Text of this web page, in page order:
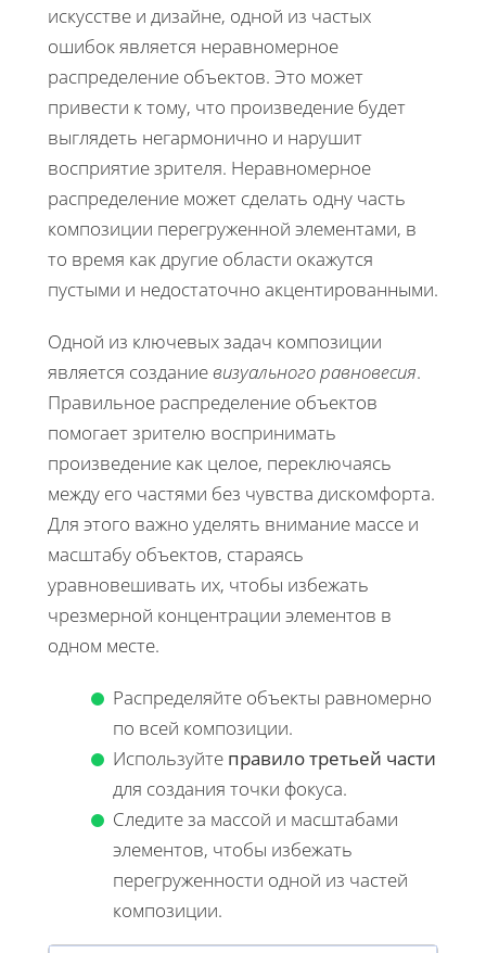
искусстве и дизайне, одной из частых
ошибок является неравномерное
распределение объектов. Это может
привести к тому, что произведение будет
выглядеть негармонично и нарушит
восприятие зрителя. Неравномерное
распределение может сделать одну часть
композиции перегруженной элементами, в
то время как другие области окажутся
пустыми и недостаточно акцентированными.
Одной из ключевых задач композиции
является создание визуального равновесия.
Правильное распределение объектов
помогает зрителю воспринимать
произведение как целое, переключаясь
между его частями без чувства дискомфорта.
Для этого важно уделять внимание массе и
масштабу объектов, стараясь
уравновешивать их, чтобы избежать
чрезмерной концентрации элементов в
одном месте.
Распределяйте объекты равномерно
по всей композиции.
Используйте правило третьей части
для создания точки фокуса.
Следите за массой и масштабами
элементов, чтобы избежать
перегруженности одной из частей
композиции.